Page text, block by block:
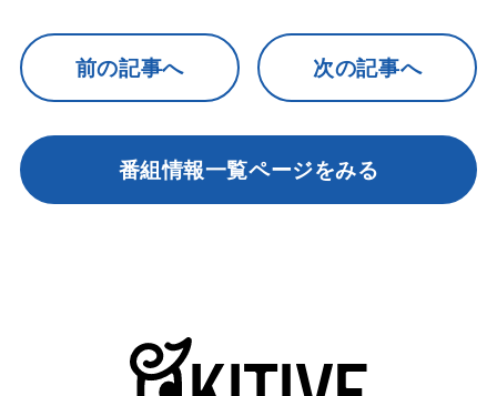
前の記事へ 次の記事へ
番組情報一覧ページをみる